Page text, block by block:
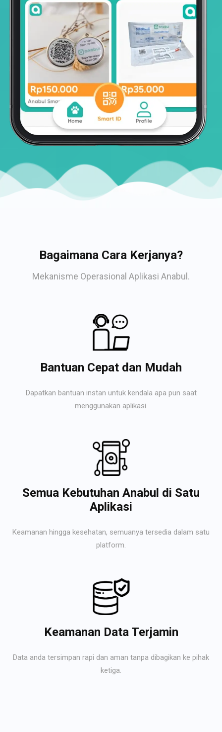
Bagaimana Cara Kerjanya?
Mekanisme Operasional Aplikasi Anabul.
Bantuan Cepat dan Mudah
Dapatkan bantuan instan untuk kendala apa pun saat
menggunakan aplikasi.
Semua Kebutuhan Anabul di Satu
Aplikasi
Keamanan hingga kesehatan, semuanya tersedia dalam satu
platform.
Keamanan Data Terjamin
Data anda tersimpan rapi dan aman tanpa dibagikan ke pihak
ketiga.